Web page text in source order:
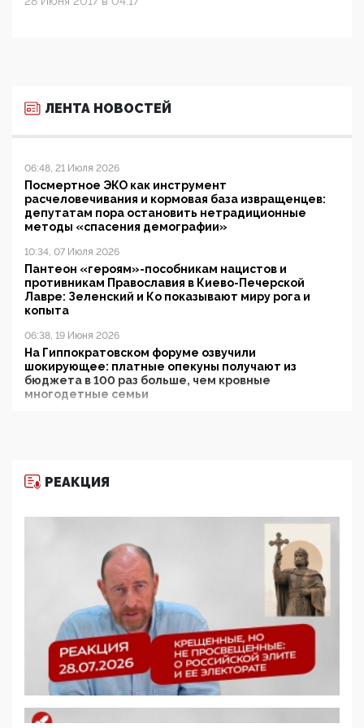
ЛЕНТА НОВОСТЕЙ
06:48, 21 Июля 2026
Посмертное ЭКО как инструмент
расчеловечивания и кормовая база извращенцев:
депутатам пора остановить нетрадиционные
методы «спасения демографии»
10:34, 07 Июля 2026
Пантеон «героям»-пособникам нацистов и
противникам Православия в Киево-Печерской
Лавре: Зеленский и Ко показывают миру рога и
копыта
06:38, 19 Июня 2026
На Гиппократовском форуме озвучили
шокирующее: платные опекуны получают из
бюджета в 100 раз больше, чем кровные
многодетные семьи
11:53, 09 Июня 2026
деятельность ИИТО ЮНЕСКО в России, но
цифроглобалисты продолжают определять
повестку в образовании
09:43, 01 Июня 2026
5G за счет здоровья граждан: Минцифры намерено
отобрать у регионов и муниципалитетов право
защищать жилые дома и социальные объекты от
05:58, 26 Мая 2026
Роскомнадзор освободили от борца с
деструктивным и опасным контентом
07:39, 25 Мая 2026
РЕАКЦИЯ